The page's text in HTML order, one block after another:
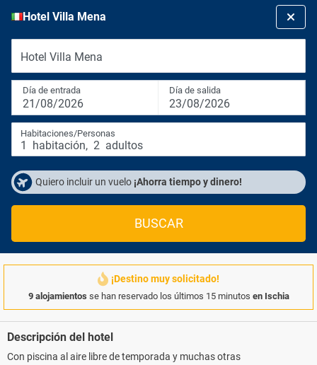
Hotel Villa Mena
Hotel Villa Mena
Día de entrada
21/08/2026
Día de salida
23/08/2026
Habitaciones/Personas
1 habitación, 2 adultos
Quiero incluir un vuelo ¡Ahorra tiempo y dinero!
BUSCAR
¡Destino muy solicitado!
9 alojamientos se han reservado los últimos 15 minutos en Ischia
Descripción del hotel
Con piscina al aire libre de temporada y muchas otras